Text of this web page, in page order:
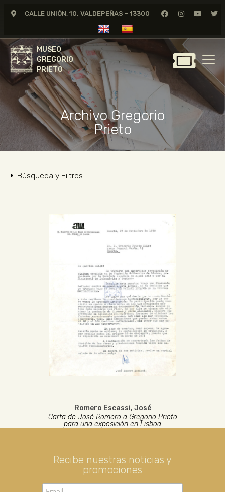
CALLE UNIÓN, 10. VALDEPEÑAS - 13300
MUSEO
GREGORIO
PRIETO
MUSEO
GREGORIO
PRIETO
GREGORIO PRIETO
MUSEO
ARCHIVO
CERTAMEN DE DIBUJO
FUNDACIÓN
NOTICIAS
Archivo Gregorio
Prieto
Búsqueda y Filtros
Romero Escassi, José
Carta de José Romero a Gregorio Prieto
para una exposición en Lisboa
Recibe nuestras noticias y
promociones